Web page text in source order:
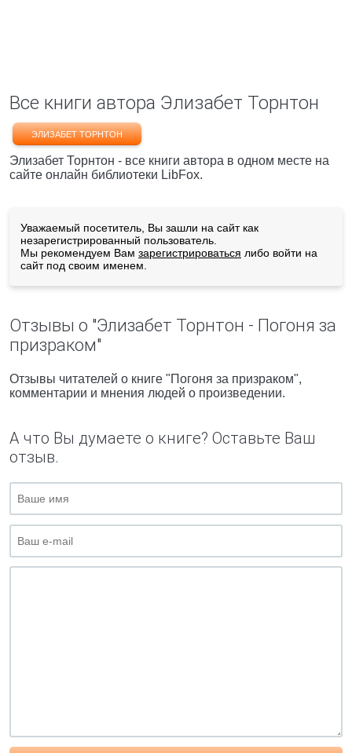
Все книги автора Элизабет Торнтон
ЭЛИЗАБЕТ ТОРНТОН
Элизабет Торнтон - все книги автора в одном месте на
сайте онлайн библиотеки LibFox.
Уважаемый посетитель, Вы зашли на сайт как
незарегистрированный пользователь.
Мы рекомендуем Вам зарегистрироваться либо войти на
сайт под своим именем.
Отзывы о "Элизабет Торнтон - Погоня за
призраком"
Отзывы читателей о книге "Погоня за призраком",
комментарии и мнения людей о произведении.
А что Вы думаете о книге? Оставьте Ваш
отзыв.